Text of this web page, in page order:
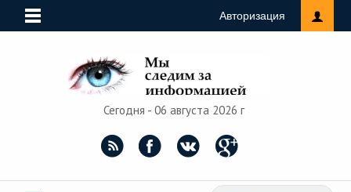
Авторизация
Сегодня - 06 августа 2026 г